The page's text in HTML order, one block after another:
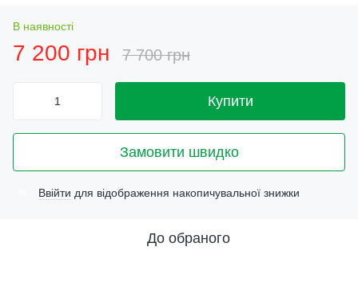
В наявності
7 200 грн 7 700 грн
Купити
Замовити швидко
Ввійти для відображення накопичувальної знижки
До обраного